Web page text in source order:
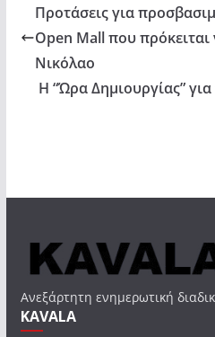
Προτάσεις για
Open Mall που πρόκειται
Νικόλαο
Η “Ώρα Δημιουργίας”
Ανεξάρτητη ενημερωτική
KAVALA